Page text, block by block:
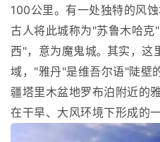
100公里。有一处独特的风
古人将此城称为"苏鲁木哈
西"，意为魔鬼城。 其实，这
域，"雅丹"是维吾尔语"陡壁
疆塔里木盆地罗布泊附近的
在干旱、大风环境下形成的